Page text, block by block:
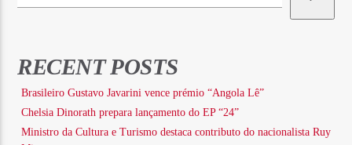
RECENT POSTS
Brasileiro Gustavo Javarini vence prémio “Angola Lê”
Chelsia Dinorath prepara lançamento do EP “24”
Ministro da Cultura e Turismo destaca contributo do nacionalista Ruy